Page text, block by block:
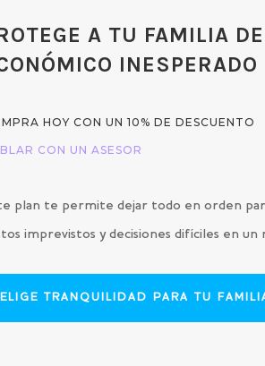
A TU FAMILIA
INESPERADO
HOY CON UN 10% DE DESCUENTO
CON UN ASESOR
plan te permite dejar todo en orden
imprevistos y decisiones difíciles en
ELIGE TRANQUILIDAD PARA TU